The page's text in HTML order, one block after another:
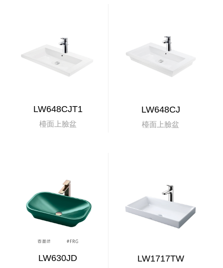
LW648CJT1
檯面上臉盆
LW648CJ
檯面上臉盆
LW630JD LW1717TW